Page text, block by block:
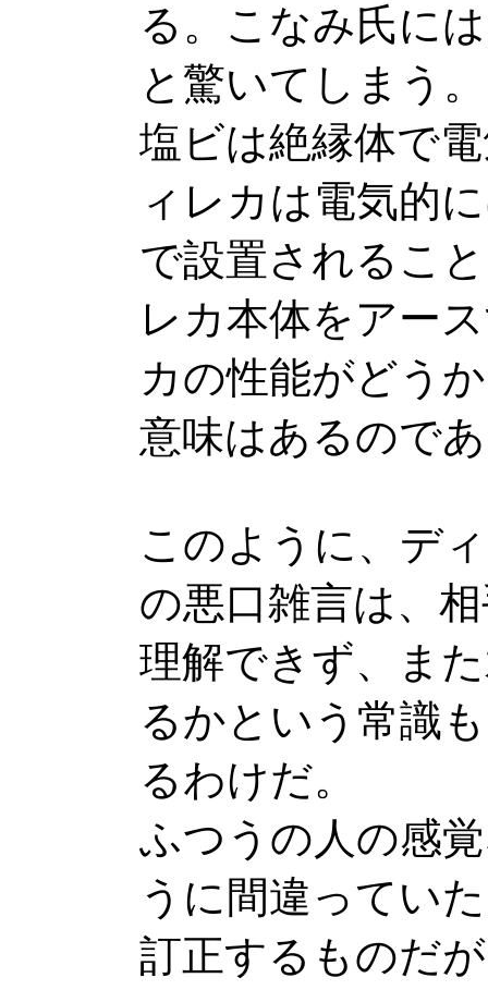
る。こなみ氏に
と驚いてしまう。
塩ビは絶縁体で
ィレカは電気的
で設置されるこ
レカ本体をアー
カの性能がどう
意味はあるので
このように、デ
の悪口雑言は、
理解できず、ま
るかという常識
るわけだ。
ふつうの人の感
うに間違ってい
訂正するものだ